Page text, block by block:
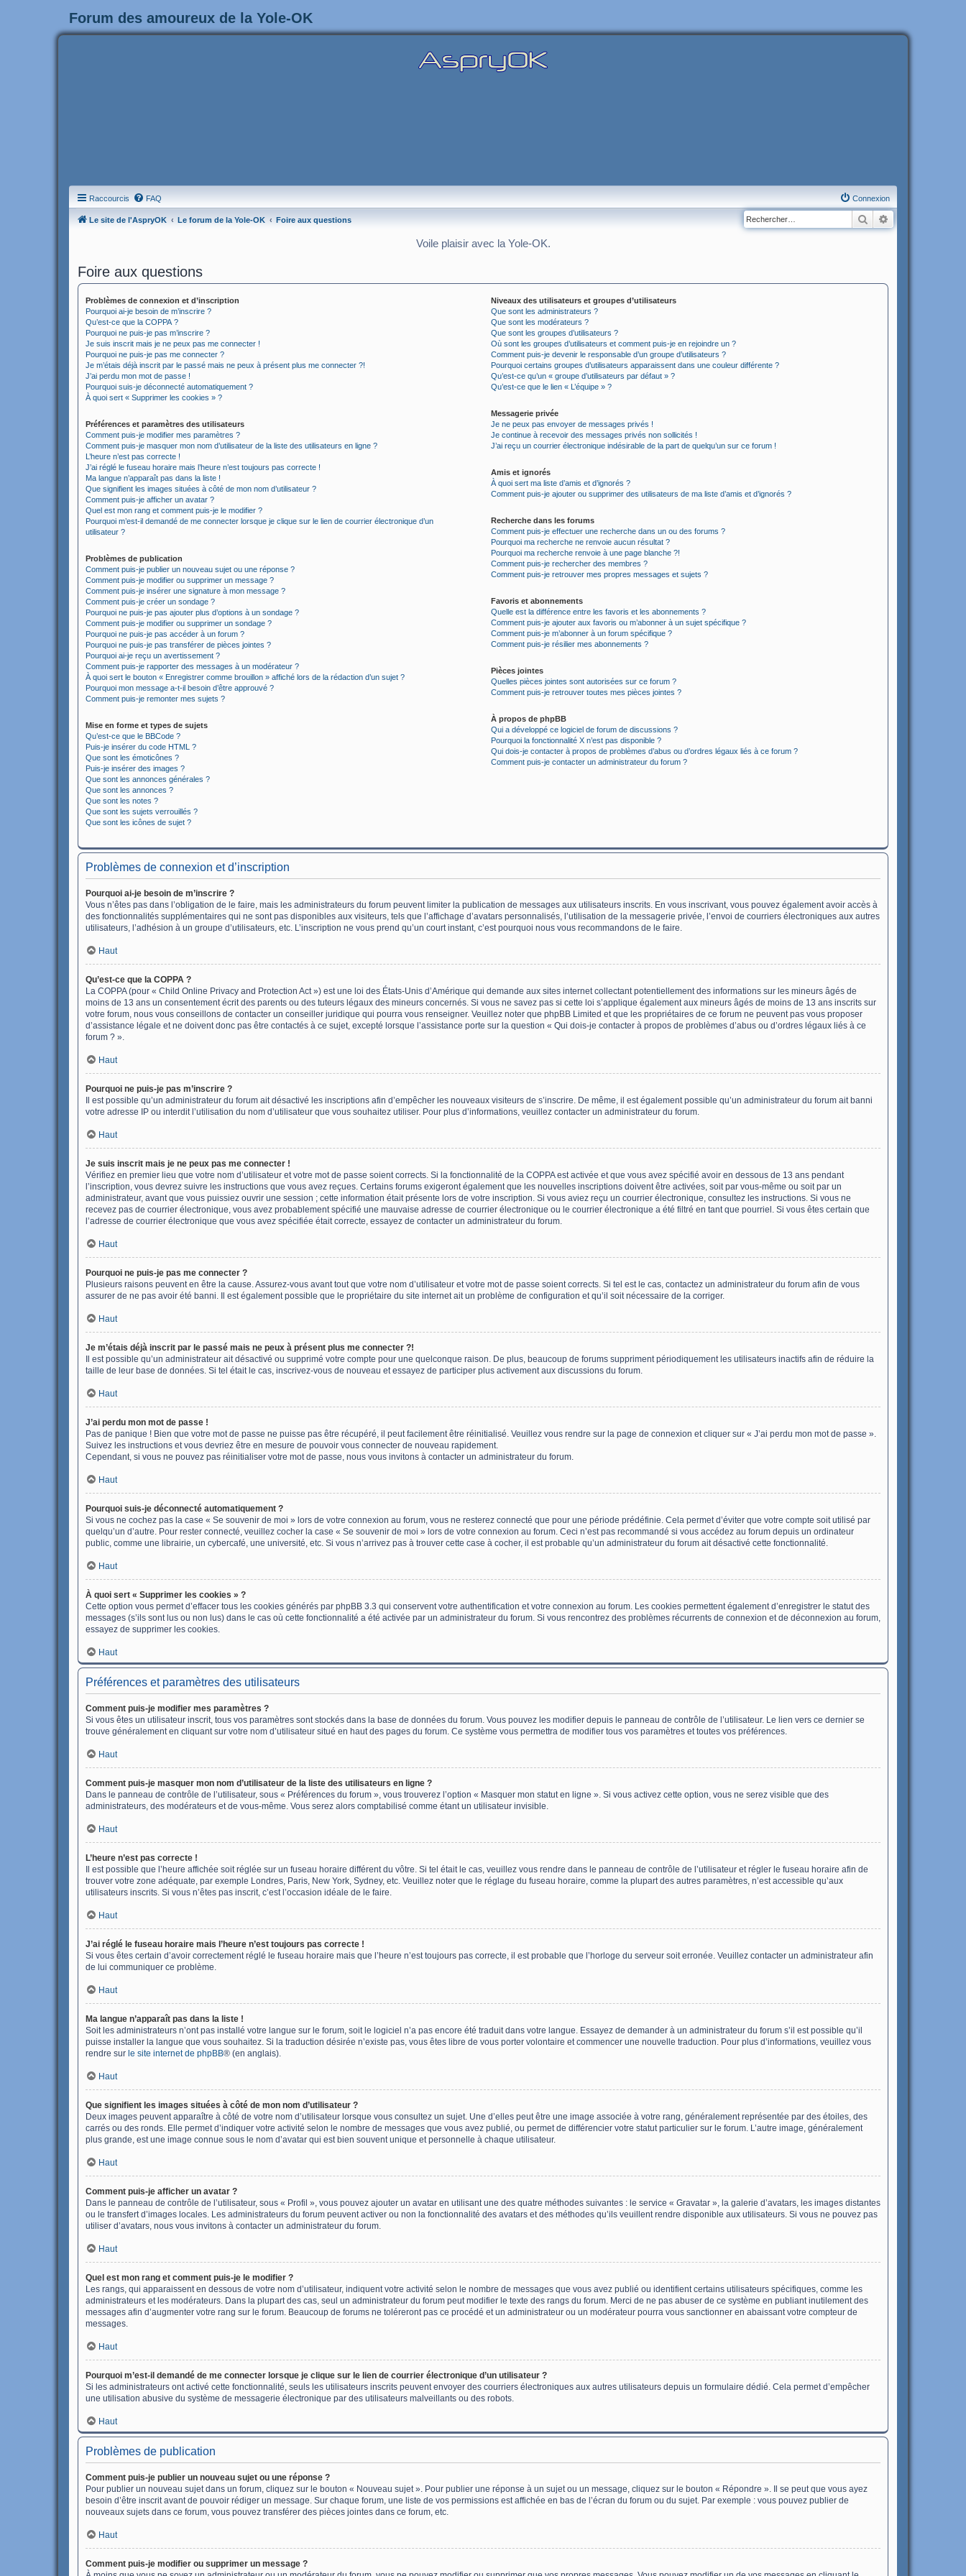
Forum des amoureux de la Yole-OK
Raccourcis FAQ Connexion
Le site de l'AspryOK Le forum de la Yole-OK Foire aux questions Rechercher
Voile plaisir avec la Yole-OK.
Foire aux questions
Problèmes de connexion et d’inscription
Pourquoi ai-je besoin de m’inscrire ?
Qu’est-ce que la COPPA ?
Pourquoi ne puis-je pas m’inscrire ?
Je suis inscrit mais je ne peux pas me connecter !
Pourquoi ne puis-je pas me connecter ?
Je m’étais déjà inscrit par le passé mais ne peux à présent plus me connecter ?!
J’ai perdu mon mot de passe !
Pourquoi suis-je déconnecté automatiquement ?
À quoi sert « Supprimer les cookies » ?
Préférences et paramètres des utilisateurs
Comment puis-je modifier mes paramètres ?
Comment puis-je masquer mon nom d’utilisateur de la liste des utilisateurs en ligne ?
L’heure n’est pas correcte !
J’ai réglé le fuseau horaire mais l’heure n’est toujours pas correcte !
Ma langue n’apparaît pas dans la liste !
Que signifient les images situées à côté de mon nom d’utilisateur ?
Comment puis-je afficher un avatar ?
Quel est mon rang et comment puis-je le modifier ?
Pourquoi m’est-il demandé de me connecter lorsque je clique sur le lien de courrier électronique d’un
utilisateur ?
Problèmes de publication
Comment puis-je publier un nouveau sujet ou une réponse ?
Comment puis-je modifier ou supprimer un message ?
Comment puis-je insérer une signature à mon message ?
Comment puis-je créer un sondage ?
Pourquoi ne puis-je pas ajouter plus d’options à un sondage ?
Comment puis-je modifier ou supprimer un sondage ?
Pourquoi ne puis-je pas accéder à un forum ?
Pourquoi ne puis-je pas transférer de pièces jointes ?
Pourquoi ai-je reçu un avertissement ?
Comment puis-je rapporter des messages à un modérateur ?
À quoi sert le bouton « Enregistrer comme brouillon » affiché lors de la rédaction d’un sujet ?
Pourquoi mon message a-t-il besoin d’être approuvé ?
Comment puis-je remonter mes sujets ?
Mise en forme et types de sujets
Qu’est-ce que le BBCode ?
Puis-je insérer du code HTML ?
Que sont les émoticônes ?
Puis-je insérer des images ?
Que sont les annonces générales ?
Que sont les annonces ?
Que sont les notes ?
Que sont les sujets verrouillés ?
Que sont les icônes de sujet ?
Niveaux des utilisateurs et groupes d’utilisateurs
Que sont les administrateurs ?
Que sont les modérateurs ?
Que sont les groupes d’utilisateurs ?
Où sont les groupes d’utilisateurs et comment puis-je en rejoindre un ?
Comment puis-je devenir le responsable d’un groupe d’utilisateurs ?
Pourquoi certains groupes d’utilisateurs apparaissent dans une couleur différente ?
Qu’est-ce qu’un « groupe d’utilisateurs par défaut » ?
Qu’est-ce que le lien « L’équipe » ?
Messagerie privée
Je ne peux pas envoyer de messages privés !
Je continue à recevoir des messages privés non sollicités !
J’ai reçu un courrier électronique indésirable de la part de quelqu’un sur ce forum !
Amis et ignorés
À quoi sert ma liste d’amis et d’ignorés ?
Comment puis-je ajouter ou supprimer des utilisateurs de ma liste d’amis et d’ignorés ?
Recherche dans les forums
Comment puis-je effectuer une recherche dans un ou des forums ?
Pourquoi ma recherche ne renvoie aucun résultat ?
Pourquoi ma recherche renvoie à une page blanche ?!
Comment puis-je rechercher des membres ?
Comment puis-je retrouver mes propres messages et sujets ?
Favoris et abonnements
Quelle est la différence entre les favoris et les abonnements ?
Comment puis-je ajouter aux favoris ou m’abonner à un sujet spécifique ?
Comment puis-je m’abonner à un forum spécifique ?
Comment puis-je résilier mes abonnements ?
Pièces jointes
Quelles pièces jointes sont autorisées sur ce forum ?
Comment puis-je retrouver toutes mes pièces jointes ?
À propos de phpBB
Qui a développé ce logiciel de forum de discussions ?
Pourquoi la fonctionnalité X n’est pas disponible ?
Qui dois-je contacter à propos de problèmes d’abus ou d’ordres légaux liés à ce forum ?
Comment puis-je contacter un administrateur du forum ?
Problèmes de connexion et d’inscription
Pourquoi ai-je besoin de m’inscrire ?
Vous n’êtes pas dans l’obligation de le faire, mais les administrateurs du forum peuvent limiter la publication de messages aux utilisateurs inscrits. En vous inscrivant, vous pouvez également avoir accès à
des fonctionnalités supplémentaires qui ne sont pas disponibles aux visiteurs, tels que l’affichage d’avatars personnalisés, l’utilisation de la messagerie privée, l’envoi de courriers électroniques aux autres
utilisateurs, l’adhésion à un groupe d’utilisateurs, etc. L’inscription ne vous prend qu’un court instant, c’est pourquoi nous vous recommandons de le faire.
Haut
Qu’est-ce que la COPPA ?
La COPPA (pour « Child Online Privacy and Protection Act ») est une loi des États-Unis d’Amérique qui demande aux sites internet collectant potentiellement des informations sur les mineurs âgés de
moins de 13 ans un consentement écrit des parents ou des tuteurs légaux des mineurs concernés. Si vous ne savez pas si cette loi s’applique également aux mineurs âgés de moins de 13 ans inscrits sur
votre forum, nous vous conseillons de contacter un conseiller juridique qui pourra vous renseigner. Veuillez noter que phpBB Limited et que les propriétaires de ce forum ne peuvent pas vous proposer
d’assistance légale et ne doivent donc pas être contactés à ce sujet, excepté lorsque l’assistance porte sur la question « Qui dois-je contacter à propos de problèmes d’abus ou d’ordres légaux liés à ce
forum ? ».
Haut
Pourquoi ne puis-je pas m’inscrire ?
Il est possible qu’un administrateur du forum ait désactivé les inscriptions afin d’empêcher les nouveaux visiteurs de s’inscrire. De même, il est également possible qu’un administrateur du forum ait banni
votre adresse IP ou interdit l’utilisation du nom d’utilisateur que vous souhaitez utiliser. Pour plus d’informations, veuillez contacter un administrateur du forum.
Haut
Je suis inscrit mais je ne peux pas me connecter !
Vérifiez en premier lieu que votre nom d’utilisateur et votre mot de passe soient corrects. Si la fonctionnalité de la COPPA est activée et que vous avez spécifié avoir en dessous de 13 ans pendant
l’inscription, vous devrez suivre les instructions que vous avez reçues. Certains forums exigeront également que les nouvelles inscriptions doivent être activées, soit par vous-même ou soit par un
administrateur, avant que vous puissiez ouvrir une session ; cette information était présente lors de votre inscription. Si vous aviez reçu un courrier électronique, consultez les instructions. Si vous ne
recevez pas de courrier électronique, vous avez probablement spécifié une mauvaise adresse de courrier électronique ou le courrier électronique a été filtré en tant que pourriel. Si vous êtes certain que
l’adresse de courrier électronique que vous avez spécifiée était correcte, essayez de contacter un administrateur du forum.
Haut
Pourquoi ne puis-je pas me connecter ?
Plusieurs raisons peuvent en être la cause. Assurez-vous avant tout que votre nom d’utilisateur et votre mot de passe soient corrects. Si tel est le cas, contactez un administrateur du forum afin de vous
assurer de ne pas avoir été banni. Il est également possible que le propriétaire du site internet ait un problème de configuration et qu’il soit nécessaire de la corriger.
Haut
Je m’étais déjà inscrit par le passé mais ne peux à présent plus me connecter ?!
Il est possible qu’un administrateur ait désactivé ou supprimé votre compte pour une quelconque raison. De plus, beaucoup de forums suppriment périodiquement les utilisateurs inactifs afin de réduire la
taille de leur base de données. Si tel était le cas, inscrivez-vous de nouveau et essayez de participer plus activement aux discussions du forum.
Haut
J’ai perdu mon mot de passe !
Pas de panique ! Bien que votre mot de passe ne puisse pas être récupéré, il peut facilement être réinitialisé. Veuillez vous rendre sur la page de connexion et cliquer sur « J’ai perdu mon mot de passe ».
Suivez les instructions et vous devriez être en mesure de pouvoir vous connecter de nouveau rapidement.
Cependant, si vous ne pouvez pas réinitialiser votre mot de passe, nous vous invitons à contacter un administrateur du forum.
Haut
Pourquoi suis-je déconnecté automatiquement ?
Si vous ne cochez pas la case « Se souvenir de moi » lors de votre connexion au forum, vous ne resterez connecté que pour une période prédéfinie. Cela permet d’éviter que votre compte soit utilisé par
quelqu’un d’autre. Pour rester connecté, veuillez cocher la case « Se souvenir de moi » lors de votre connexion au forum. Ceci n’est pas recommandé si vous accédez au forum depuis un ordinateur
public, comme une librairie, un cybercafé, une université, etc. Si vous n’arrivez pas à trouver cette case à cocher, il est probable qu’un administrateur du forum ait désactivé cette fonctionnalité.
Haut
À quoi sert « Supprimer les cookies » ?
Cette option vous permet d’effacer tous les cookies générés par phpBB 3.3 qui conservent votre authentification et votre connexion au forum. Les cookies permettent également d’enregistrer le statut des
messages (s’ils sont lus ou non lus) dans le cas où cette fonctionnalité a été activée par un administrateur du forum. Si vous rencontrez des problèmes récurrents de connexion et de déconnexion au forum,
essayez de supprimer les cookies.
Haut
Préférences et paramètres des utilisateurs
Comment puis-je modifier mes paramètres ?
Si vous êtes un utilisateur inscrit, tous vos paramètres sont stockés dans la base de données du forum. Vous pouvez les modifier depuis le panneau de contrôle de l’utilisateur. Le lien vers ce dernier se
trouve généralement en cliquant sur votre nom d’utilisateur situé en haut des pages du forum. Ce système vous permettra de modifier tous vos paramètres et toutes vos préférences.
Haut
Comment puis-je masquer mon nom d’utilisateur de la liste des utilisateurs en ligne ?
Dans le panneau de contrôle de l’utilisateur, sous « Préférences du forum », vous trouverez l’option « Masquer mon statut en ligne ». Si vous activez cette option, vous ne serez visible que des
administrateurs, des modérateurs et de vous-même. Vous serez alors comptabilisé comme étant un utilisateur invisible.
Haut
L’heure n’est pas correcte !
Il est possible que l’heure affichée soit réglée sur un fuseau horaire différent du vôtre. Si tel était le cas, veuillez vous rendre dans le panneau de contrôle de l’utilisateur et régler le fuseau horaire afin de
trouver votre zone adéquate, par exemple Londres, Paris, New York, Sydney, etc. Veuillez noter que le réglage du fuseau horaire, comme la plupart des autres paramètres, n’est accessible qu’aux
utilisateurs inscrits. Si vous n’êtes pas inscrit, c’est l’occasion idéale de le faire.
Haut
J’ai réglé le fuseau horaire mais l’heure n’est toujours pas correcte !
Si vous êtes certain d’avoir correctement réglé le fuseau horaire mais que l’heure n’est toujours pas correcte, il est probable que l’horloge du serveur soit erronée. Veuillez contacter un administrateur afin
de lui communiquer ce problème.
Haut
Ma langue n’apparaît pas dans la liste !
Soit les administrateurs n’ont pas installé votre langue sur le forum, soit le logiciel n’a pas encore été traduit dans votre langue. Essayez de demander à un administrateur du forum s’il est possible qu’il
puisse installer la langue que vous souhaitez. Si la traduction désirée n’existe pas, vous êtes libre de vous porter volontaire et commencer une nouvelle traduction. Pour plus d’informations, veuillez vous
rendre sur le site internet de phpBB® (en anglais).
Haut
Que signifient les images situées à côté de mon nom d’utilisateur ?
Deux images peuvent apparaître à côté de votre nom d’utilisateur lorsque vous consultez un sujet. Une d’elles peut être une image associée à votre rang, généralement représentée par des étoiles, des
carrés ou des ronds. Elle permet d’indiquer votre activité selon le nombre de messages que vous avez publié, ou permet de différencier votre statut particulier sur le forum. L’autre image, généralement
plus grande, est une image connue sous le nom d’avatar qui est bien souvent unique et personnelle à chaque utilisateur.
Haut
Comment puis-je afficher un avatar ?
Dans le panneau de contrôle de l’utilisateur, sous « Profil », vous pouvez ajouter un avatar en utilisant une des quatre méthodes suivantes : le service « Gravatar », la galerie d’avatars, les images distantes
ou le transfert d’images locales. Les administrateurs du forum peuvent activer ou non la fonctionnalité des avatars et des méthodes qu’ils veuillent rendre disponible aux utilisateurs. Si vous ne pouvez pas
utiliser d’avatars, nous vous invitons à contacter un administrateur du forum.
Haut
Quel est mon rang et comment puis-je le modifier ?
Les rangs, qui apparaissent en dessous de votre nom d’utilisateur, indiquent votre activité selon le nombre de messages que vous avez publié ou identifient certains utilisateurs spécifiques, comme les
administrateurs et les modérateurs. Dans la plupart des cas, seul un administrateur du forum peut modifier le texte des rangs du forum. Merci de ne pas abuser de ce système en publiant inutilement des
messages afin d’augmenter votre rang sur le forum. Beaucoup de forums ne toléreront pas ce procédé et un administrateur ou un modérateur pourra vous sanctionner en abaissant votre compteur de
messages.
Haut
Pourquoi m’est-il demandé de me connecter lorsque je clique sur le lien de courrier électronique d’un utilisateur ?
Si les administrateurs ont activé cette fonctionnalité, seuls les utilisateurs inscrits peuvent envoyer des courriers électroniques aux autres utilisateurs depuis un formulaire dédié. Cela permet d’empêcher
une utilisation abusive du système de messagerie électronique par des utilisateurs malveillants ou des robots.
Haut
Problèmes de publication
Comment puis-je publier un nouveau sujet ou une réponse ?
Pour publier un nouveau sujet dans un forum, cliquez sur le bouton « Nouveau sujet ». Pour publier une réponse à un sujet ou un message, cliquez sur le bouton « Répondre ». Il se peut que vous ayez
besoin d’être inscrit avant de pouvoir rédiger un message. Sur chaque forum, une liste de vos permissions est affichée en bas de l’écran du forum ou du sujet. Par exemple : vous pouvez publier de
nouveaux sujets dans ce forum, vous pouvez transférer des pièces jointes dans ce forum, etc.
Haut
Comment puis-je modifier ou supprimer un message ?